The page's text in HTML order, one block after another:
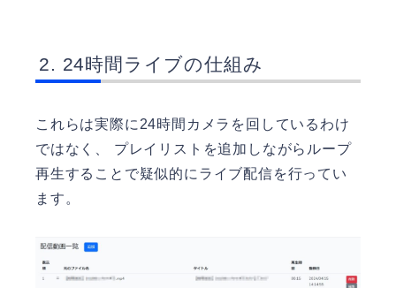
24時間ライブの仕組み
これらは実際に24時間カメラを回しているわけ
ではなく、 プレイリストを追加しながらループ
再生することで疑似的にライブ配信を行ってい
ます。